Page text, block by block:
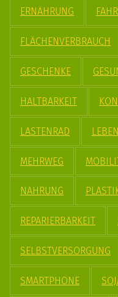
ERNÄHRUNG
FLÄCHENVERBRAUCH
GESCHENKE
HALTBARKEIT
LASTENRAD
MEHRWEG
NAHRUNG
REPARIERBARKEIT
SELBSTVERSORGUNG
SMARTPHONE